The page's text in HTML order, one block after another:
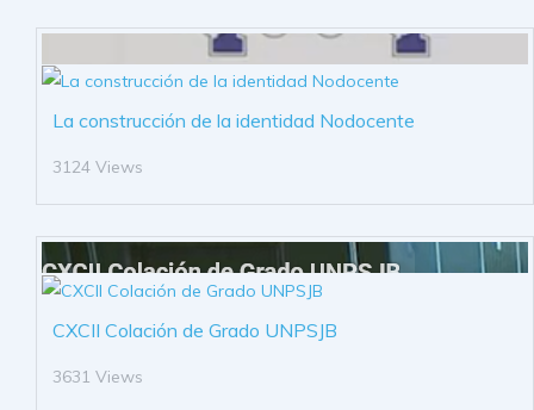
La construcción de la identidad Nodocente
3124 Views
CXCII Colación de Grado UNPSJB
3631 Views